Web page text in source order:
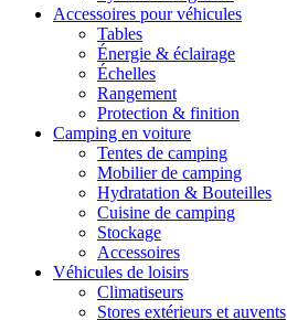
Accessoires pour véhicules
Tables
Énergie & éclairage
Échelles
Rangement
Protection & finition
Camping en voiture
Tentes de camping
Mobilier de camping
Hydratation & Bouteilles
Cuisine de camping
Stockage
Accessoires
Véhicules de loisirs
Climatiseurs
Stores extérieurs et auvents